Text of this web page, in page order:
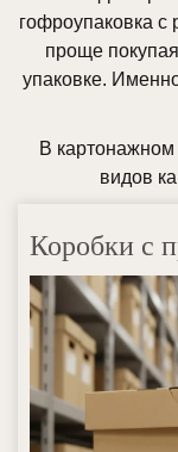
гофроупаковка с
проще
упаковке.
В картонажном
видов
Коробки с